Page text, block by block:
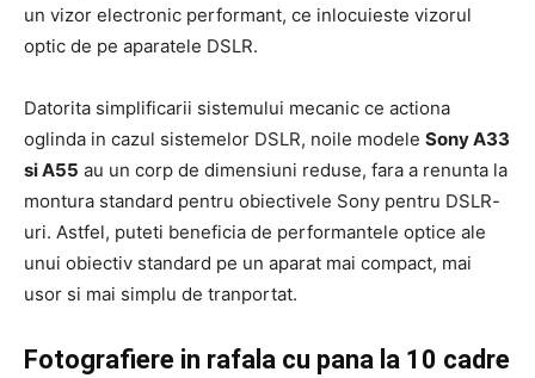
un vizor electronic performant, ce inlocuieste vizorul
optic de pe aparatele DSLR.
Datorita simplificarii sistemului mecanic ce actiona
oglinda in cazul sistemelor DSLR, noile modele Sony A33
si A55 au un corp de dimensiuni reduse, fara a renunta la
montura standard pentru obiectivele Sony pentru DSLR-
uri. Astfel, puteti beneficia de performantele optice ale
unui obiectiv standard pe un aparat mai compact, mai
usor si mai simplu de tranportat.
Fotografiere in rafala cu pana la 10 cadre